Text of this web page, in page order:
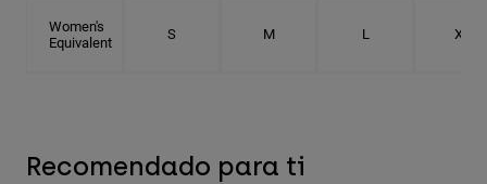
Women's
Equivalent
S M L XL
Recomendado para ti